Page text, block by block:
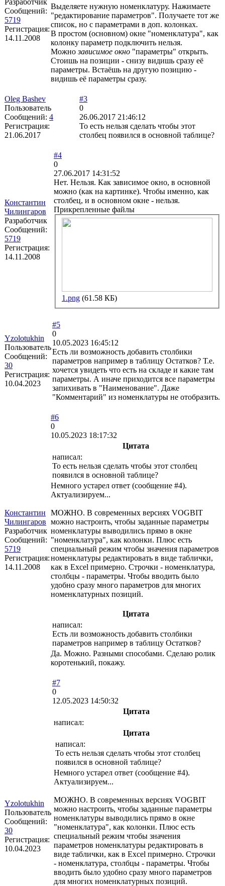
Сообщений:
5719
Регистрация:
14.11.2008
Выделяете нужную номенклатуру. Нажимаете
"редактирование параметров". Получаете тот же
список, но с параметрами в доп. колонках.
В простом (основном) окне "номенклатура", как
колонку параметр подключить нельзя.
Можнозависимое окно "параметры" открыть.
Стоишь на позиции - снизу видишь сразу её
параметры. Встаёшь на другую позицию -
видишь её параметры сразу.
Oleg Bashev
Пользователь
Сообщений: 4
Регистрация:
21.06.2017
#3
0
26.06.2017 21:46:12
То есть нельзя сделать чтобы этот
столбец появился в основной таблице?
Константин
Чилингаров
Разработчик
Сообщений:
5719
Регистрация:
14.11.2008
#4
0
27.06.2017 14:31:52
Нет. Нельзя. Как зависимое окно, в основной
можно (как на картинке). Чтобы именно, как
столбец, и в основном окне - нельзя.
Прикрепленные файлы
1.png (61.58 КБ)
Yzolotukhin
Пользователь
Сообщений:
30
Регистрация:
10.04.2023
#5
0
10.05.2023 16:45:12
Есть ли возможность добавить столбики
параметров например в таблицу Остатков? Т.е.
хочется увидеть что есть на складе и какие там
параметры. А иначе приходится все параметры
запихивать в "Наименование". Даже
"Комментарий" из номенклатуры не отобразить.
Константин
Чилингаров
Разработчик
Сообщений:
5719
Регистрация:
14.11.2008
#6
0
10.05.2023 18:17:32
Цитата
написал:
То есть нельзя сделать чтобы этот столбец
появился в основной таблице?
Немного устарел ответ (сообщение #4).
Актуализируем...
МОЖНО. В современных версиях VOGBIT
можно настроить, чтобы заданные параметры
номенклатуры выводились прямо в окне
"номенклатура", как колонки. Плюс есть
специальный режим чтобы значения параметров
номенклатуры редактировать в виде таблички,
как в Excel примерно. Строчки - номенклатура,
столбцы - параметры. Чтобы вводить было
удобно сразу много параметров для многих
номенклатурных позиций.
Цитата
написал:
Есть ли возможность добавить столбики
параметров например в таблицу Остатков?
Да. Можно. Разными способами. Сделаю ролик
коротенький, покажу.
Yzolotukhin
Пользователь
Сообщений:
30
Регистрация:
10.04.2023
#7
0
12.05.2023 14:50:32
Цитата
написал:
Цитата
написал:
То есть нельзя сделать чтобы этот столбец
появился в основной таблице?
Немного устарел ответ (сообщение #4).
Актуализируем...
МОЖНО. В современных версиях VOGBIT
можно настроить, чтобы заданные параметры
номенклатуры выводились прямо в окне
"номенклатура", как колонки. Плюс есть
специальный режим чтобы значения
параметров номенклатуры редактировать в
виде таблички, как в Excel примерно. Строчки
- номенклатура, столбцы - параметры. Чтобы
вводить было удобно сразу много параметров
для многих номенклатурных позиций.